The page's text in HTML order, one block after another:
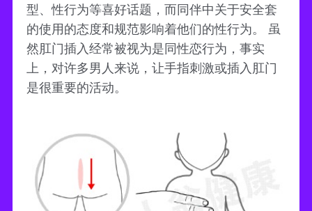
型、性行为等喜好话题，而同伴中关于安全套
的使用的态度和规范影响着他们的性行为。 虽
然肛门插入经常被视为是同性恋行为，事实
上，对许多男人来说，让手指刺激或插入肛门
是很重要的活动。